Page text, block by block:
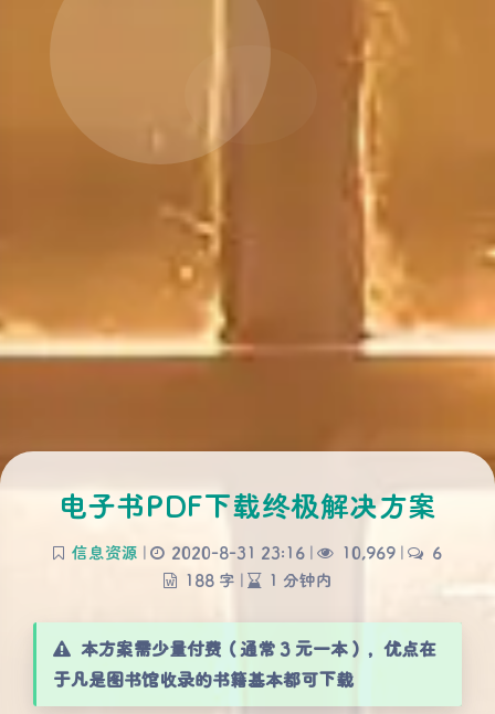
电子书PDF下载终极解决方案
信息资源 | 2020-8-31 23:16 | 10,969 |
6
188 字 | 1 分钟内
本方案需少量付费（通常 3 元一本），优点在
于凡是图书馆收录的书籍基本都可下载